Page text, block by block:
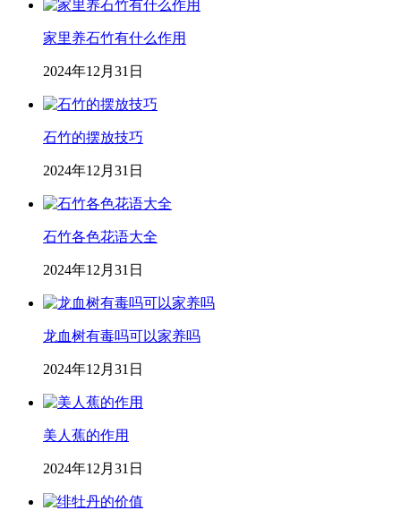
家里养石竹有什么作用
2024年12月31日
石竹的摆放技巧
2024年12月31日
石竹各色花语大全
2024年12月31日
龙血树有毒吗可以家养吗
2024年12月31日
美人蕉的作用
2024年12月31日